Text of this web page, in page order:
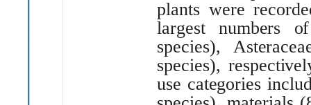
plants were
largest
numbers
of
species),
species),
use categories